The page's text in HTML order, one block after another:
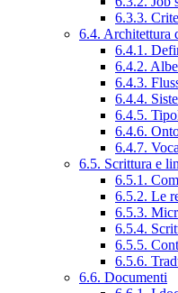
6.3.3.
6.4. Architettura
6.4.1.
6.4.2.
6.4.3.
6.4.4.
6.4.5.
6.4.6.
6.4.7.
6.5. Scrittura e
6.5.1.
6.5.2. Le
6.5.3.
6.5.4.
6.5.5.
6.5.6.
6.6. Documenti